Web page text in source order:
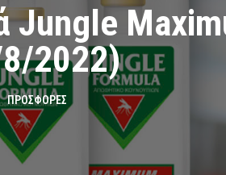
Jungle
2022)
ΠΡΟΣΦΟΡΈΣ